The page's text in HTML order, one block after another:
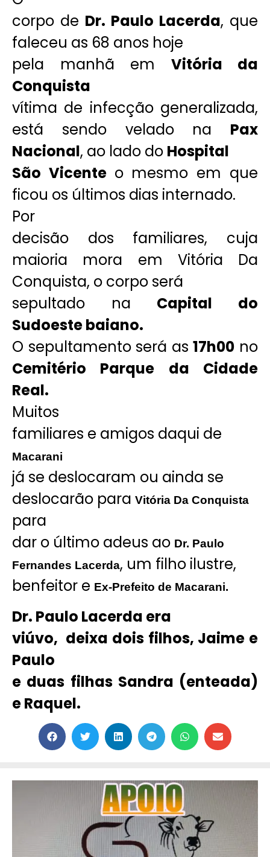
corpo de Dr. Paulo Lacerda, que
faleceu as 68 anos hoje
pela manhã em Vitória da
Conquista
vítima de infecção generalizada,
está sendo velado na Pax
Nacional, ao lado do Hospital
São Vicente o mesmo em que
ficou os últimos dias internado.
Por
decisão dos familiares, cuja
maioria mora em Vitória Da
Conquista, o corpo será
sepultado na Capital do
Sudoeste baiano.
O sepultamento será as17h00 no
Cemitério Parque da Cidade
Real.
Muitos
familiares e amigos daqui de
Macarani
já se deslocaram ou ainda se
deslocarão para Vitória Da Conquista
para
dar o último adeus ao Dr. Paulo
Fernandes Lacerda, um filho ilustre,
benfeitor e Ex-Prefeito de Macarani.
Dr. Paulo Lacerda era
viúvo, deixa dois filhos, Jaime e
Paulo
e duas filhas Sandra (enteada)
e Raquel.